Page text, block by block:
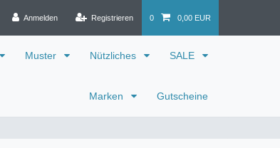
Anmelden Registrieren 0 0,00 EUR
Muster Nützliches SALE
Marken Gutscheine